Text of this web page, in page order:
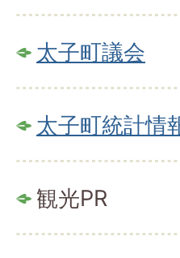
太子町議会
太子町統計情
観光PR